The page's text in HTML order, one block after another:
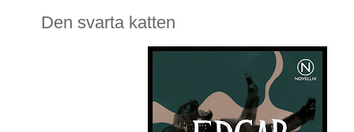
Den svarta katten